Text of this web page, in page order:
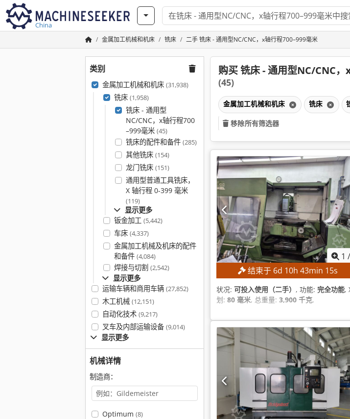
China
金属加工机械和机床 铣床 二手 铣床 - 通用型NC/CNC，x轴行程700–999毫米
类别
金属加工机械和机床 (31,938)
铣床 (1,958)
铣床 - 通用型
NC/CNC，x轴行程700
–999毫米 (45)
铣床的配件和备件 (285)
其他铣床 (154)
龙门铣床 (151)
通用型普通工具铣床，
X 轴行程 0-399 毫米
(119)
显示更多
钣金加工 (5,442)
车床 (4,337)
金属加工机械及机床的配件
和备件 (4,084)
焊接与切割 (2,542)
显示更多
运输车辆和商用车辆 (27,852)
木工机械 (12,151)
自动化技术 (9,217)
叉车及内部运输设备 (9,014)
显示更多
机械详情
制造商：
Optimum (8)
购买 铣床 - 通用型NC/CNC
(45)
金属加工机械和机床 铣床
移除所有筛选器
1 /
结束于 6d 10h 43min 14s
状况: 可投入使用（二手） , 功能: 完全功能,
划: 80 毫米, 总重量: 3,900 千克,